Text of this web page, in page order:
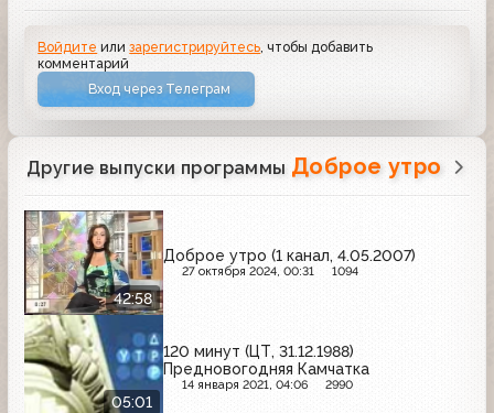
Войдите илизарегистрируйтесь , чтобы добавить
комментарий
Вход через Телеграм
Другие выпуски программы Доброе утро
42:58
Доброе утро (1 канал, 4.05.2007)
27 октября 2024, 00:31 1094
05:01
120 минут (ЦТ, 31.12.1988)
Предновогодняя Камчатка
14 января 2021, 04:06 2990